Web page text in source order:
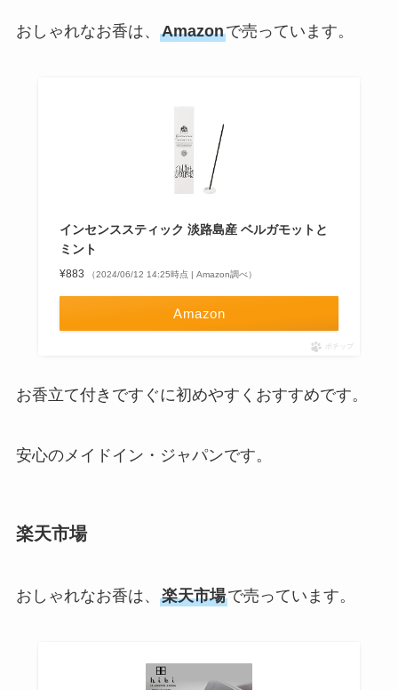
おしゃれなお香は、 Amazonで売っています。
インセンススティック 淡路島産 ベルガモットと
ミント
¥883 （2024/06/12 14:25時点 | Amazon調べ）
Amazon
ポチップ
お香立て付きですぐに初めやすくおすすめです。
安心のメイドイン・ジャパンです。
楽天市場
おしゃれなお香は、 楽天市場で売っています。